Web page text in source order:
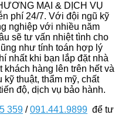
MẠI & DỊCH VỤ
phí 24/7. Với đội ngũ kỹ
nghiệp với nhiều năm
sẽ tư vấn nhiệt tình cho
như tính toán hợp lý
nhất khi bạn lắp đặt nhà
hàng lên trên hết và
thuật, thẩm mỹ, chất
độ, dịch vụ bảo hành.
359 /091.441.9899 để tư